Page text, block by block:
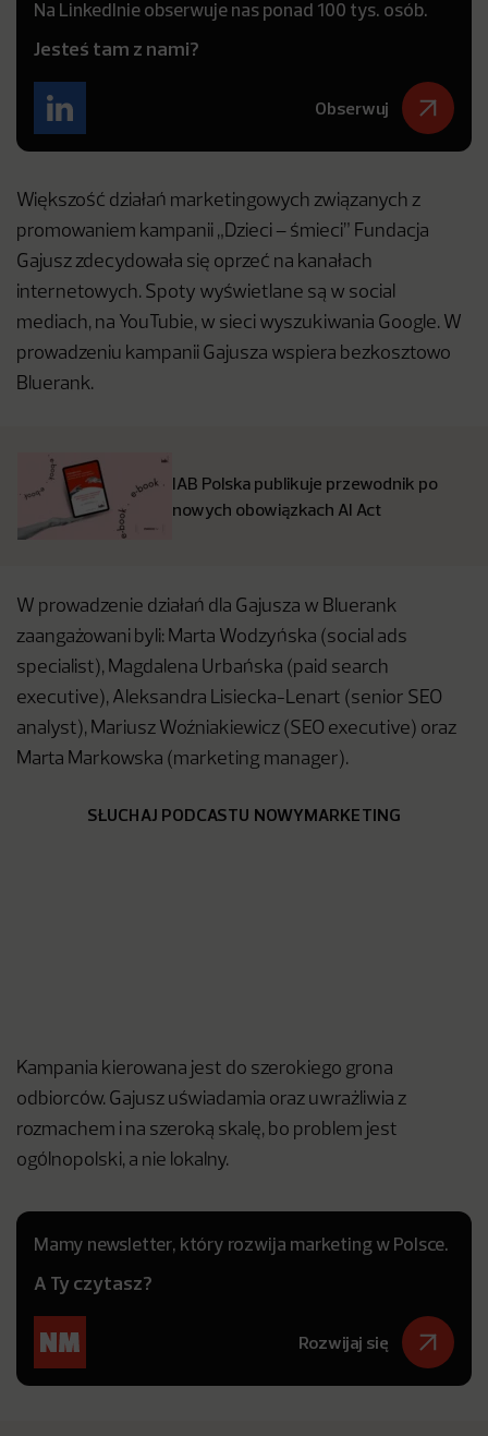
Na LinkedInie obserwuje nas ponad 100 tys. osób.
Jesteś tam z nami?
Obserwuj
Większość działań marketingowych związanych z
promowaniem kampanii „Dzieci – śmieci” Fundacja
Gajusz zdecydowała się oprzeć na kanałach
internetowych. Spoty wyświetlane są w social
mediach, na YouTubie, w sieci wyszukiwania Google. W
prowadzeniu kampanii Gajusza wspiera bezkosztowo
Bluerank.
IAB Polska publikuje przewodnik po
nowych obowiązkach AI Act
W prowadzenie działań dla Gajusza w Bluerank
zaangażowani byli: Marta Wodzyńska (social ads
specialist), Magdalena Urbańska (paid search
executive), Aleksandra Lisiecka-Lenart (senior SEO
analyst), Mariusz Woźniakiewicz (SEO executive) oraz
Marta Markowska (marketing manager).
SŁUCHAJ PODCASTU NOWYMARKETING
Kampania kierowana jest do szerokiego grona
odbiorców. Gajusz uświadamia oraz uwrażliwia z
rozmachem i na szeroką skalę, bo problem jest
ogólnopolski, a nie lokalny.
Mamy newsletter, który rozwija marketing w Polsce.
A Ty czytasz?
Rozwijaj się